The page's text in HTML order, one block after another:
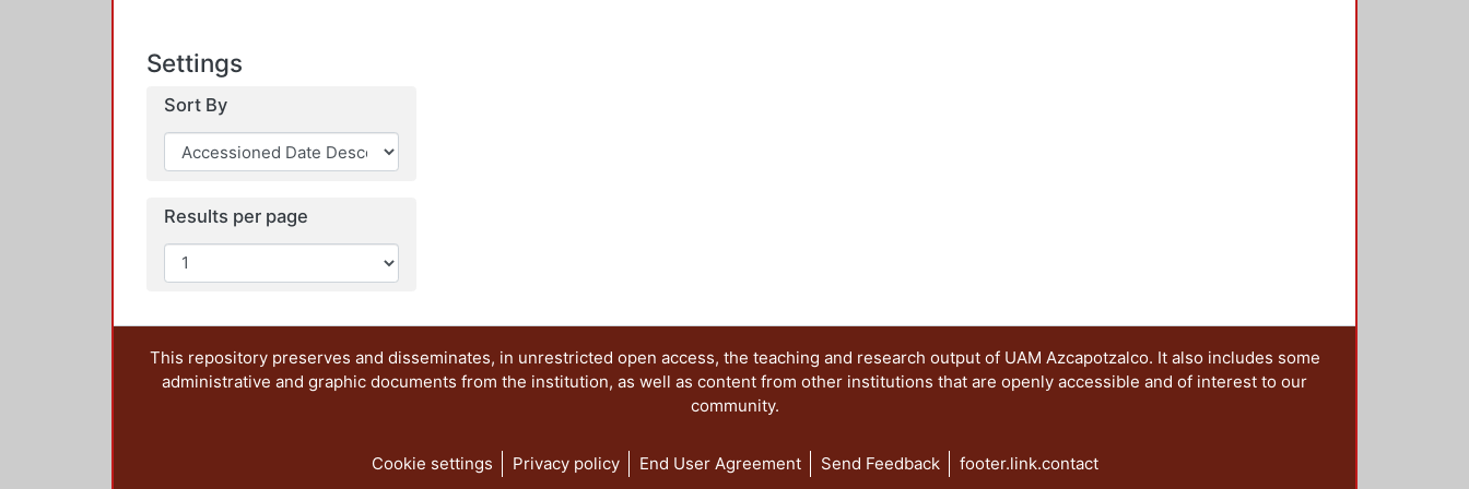
Settings
Sort By
Results per page
This repository preserves and disseminates, in unrestricted open access, the teaching and research output of UAM Azcapotzalco. It also includes some
administrative and graphic documents from the institution, as well as content from other institutions that are openly accessible and of interest to our
community.
Cookie settings Privacy policy End User Agreement Send Feedback footer.link.contact